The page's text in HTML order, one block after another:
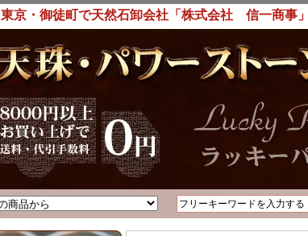
東京・御徒町で天然石卸会社「株式会社 信一商事